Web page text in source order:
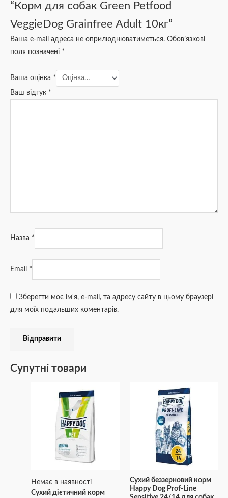
“Корм для собак Green Petfood
VeggieDog Grainfree Adult 10кг”
Ваша e-mail адреса не оприлюднюватиметься. Обов’язкові
поля позначені *
Ваша оцінка *
Ваш відгук *
Назва *
Email *
Зберегти моє ім'я, e-mail, та адресу сайту в цьому браузері
для моїх подальших коментарів.
Супутні товари
Немає в наявності
Сухий дієтичний корм
Сухий беззерновий корм
Happy Dog Prof-Line